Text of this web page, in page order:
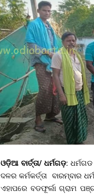
ଓଡ଼ିଆ ବାର୍ତ୍ତା/ ଧର୍ମଗଡ଼:
ଦଳର କର୍ମକର୍ତ୍ତା ବାରମ୍ବାର
ଏହାପରେ ବଡଫୂର୍ଲା ଗ୍ରାମ